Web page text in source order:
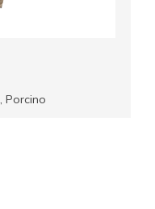
Porcino